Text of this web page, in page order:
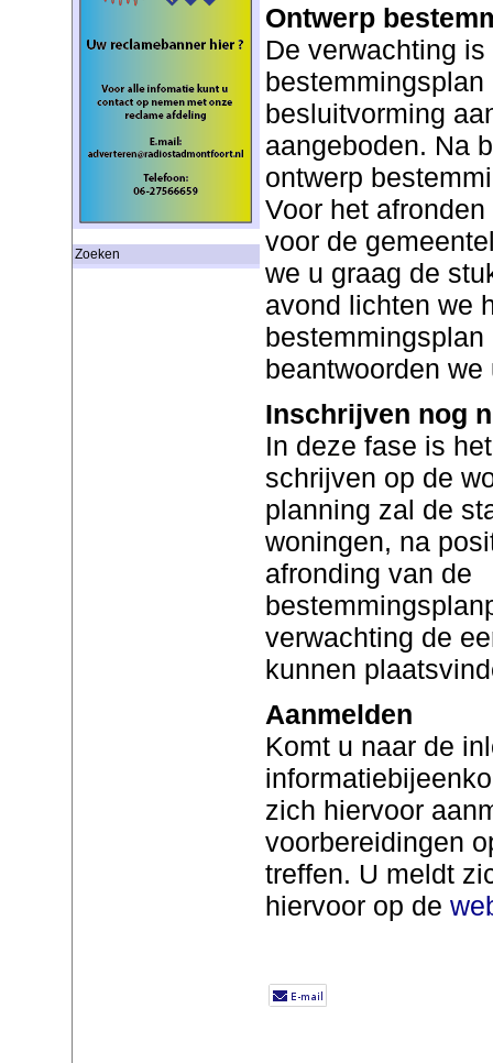
Zoeken
Ontwerp
De verwachting
besluitvorming
aangeboden. Na
ontwerp
Voor het
voor de
we u graag de
avond lichten we
beantwoorden
Inschrijven nog
In deze fase is
schrijven op de
planning zal de
woningen, na
afronding van de
verwachting de
kunnen
Aanmelden
Komt u naar de
zich hiervoor
voorbereidingen
treffen. U meldt
hiervoor op de